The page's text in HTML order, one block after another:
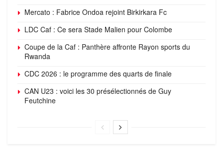
Mercato : Fabrice Ondoa rejoint Birkirkara Fc
LDC Caf : Ce sera Stade Malien pour Colombe
Coupe de la Caf : Panthère affronte Rayon sports du
Rwanda
CDC 2026 : le programme des quarts de finale
CAN U23 : voici les 30 présélectionnés de Guy
Feutchine